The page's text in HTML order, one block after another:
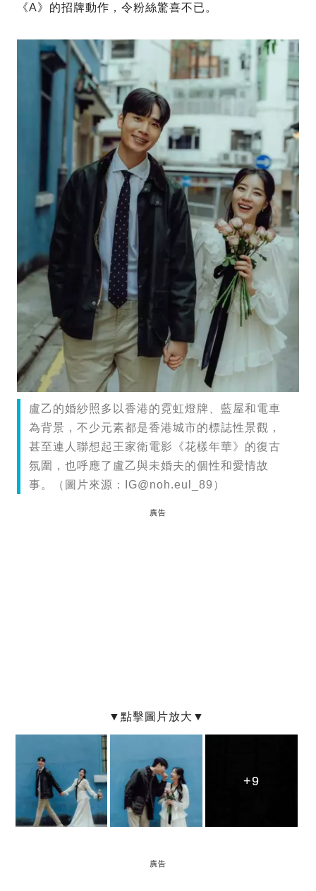
《A》的招牌動作，令粉絲驚喜不已。
盧乙的婚紗照多以香港的霓虹燈牌、藍屋和電車
為背景，不少元素都是香港城市的標誌性景觀，
甚至連人聯想起王家衛電影《花樣年華》的復古
氛圍，也呼應了盧乙與未婚夫的個性和愛情故
事。（圖片來源：
IG@noh.eul _89）
廣告
+9
+9
+9
廣告